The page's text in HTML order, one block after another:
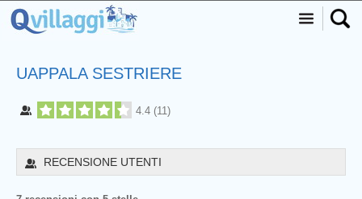
UAPPALA SESTRIERE
4.4 (11)
RECENSIONE UTENTI